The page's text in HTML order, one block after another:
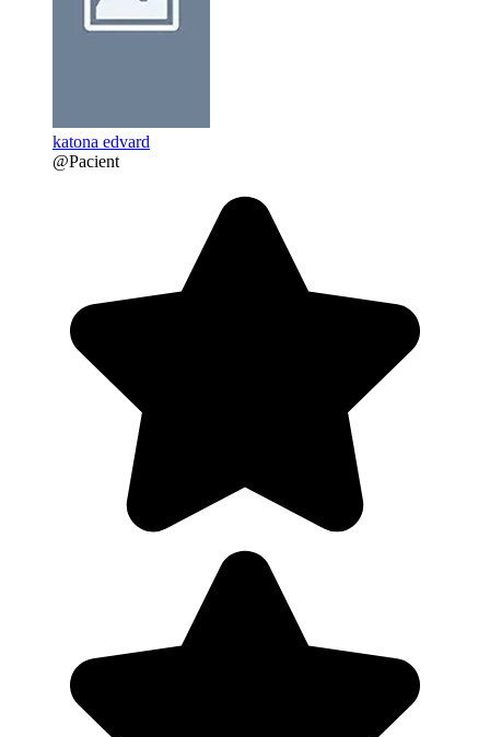
katona edvard
@Pacient